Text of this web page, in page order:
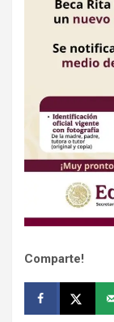
Comparte!